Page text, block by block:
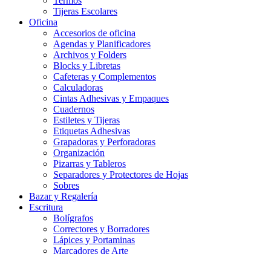
Tijeras Escolares
Oficina
Accesorios de oficina
Agendas y Planificadores
Archivos y Folders
Blocks y Libretas
Cafeteras y Complementos
Calculadoras
Cintas Adhesivas y Empaques
Cuadernos
Estiletes y Tijeras
Etiquetas Adhesivas
Grapadoras y Perforadoras
Organización
Pizarras y Tableros
Separadores y Protectores de Hojas
Sobres
Bazar y Regalería
Escritura
Bolígrafos
Correctores y Borradores
Lápices y Portaminas
Marcadores de Arte